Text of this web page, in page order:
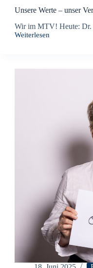
Unsere Werte – unser
Wir im MTV! Heute: Dr.
Weiterlesen
Unsere